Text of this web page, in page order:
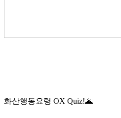
화산행동요령 OX Quiz!🌋